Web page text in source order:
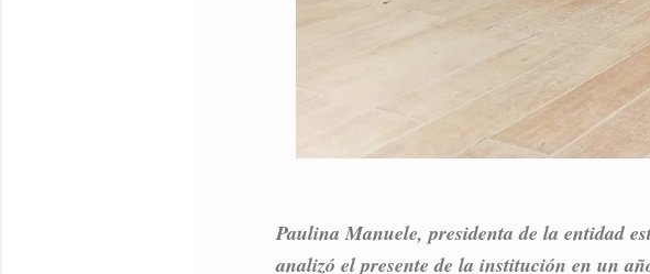
Paulina Manuele, presidenta de la entidad
analizó el presente de la institución en un